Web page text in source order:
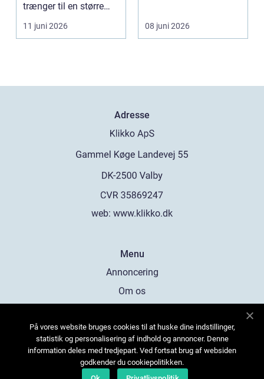
trænger til en større
renovering, er en dy...
11 juni 2026
mørke, ut...
08 juni 2026
Adresse
web: www.klikko.dk
Menu
Annoncering
Om os
Kontakt os
Sitemap
På vores website bruges cookies til at huske dine indstillinger,
statistik og personalisering af indhold og annoncer. Denne
information deles med tredjepart. Ved fortsat brug af websiden
godkender du cookiepolitikken.